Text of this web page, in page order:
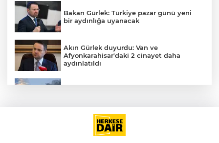
Bakan Gürlek: Türkiye pazar günü yeni
bir aydınlığa uyanacak
Akın Gürlek duyurdu: Van ve
Afyonkarahisar'daki 2 cinayet daha
aydınlatıldı
İran'dan Müslümanlara kötü niyetli dış
güçlere karşı birleşme çağrısı